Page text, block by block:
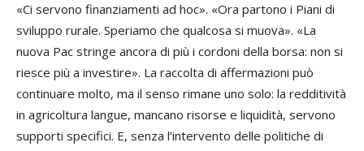
«Ci servono finanziamenti ad hoc». «Ora partono i Piani di
sviluppo rurale. Speriamo che qualcosa si muova». «La
nuova Pac stringe ancora di più i cordoni della borsa: non si
riesce più a investire». La raccolta di affermazioni può
continuare molto, ma il senso rimane uno solo: la redditività
in agricoltura langue, mancano risorse e liquidità, servono
supporti specifici. E, senza l’intervento delle politiche di